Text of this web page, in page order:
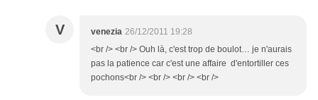
V venezia 26/12/2011 19:28
<br /> <br /> Ouh là, c'est trop de boulot… je n'aurais
pas la patience car c'est une affaire d'entortiller ces
pochons<br /> <br /> <br /> <br />